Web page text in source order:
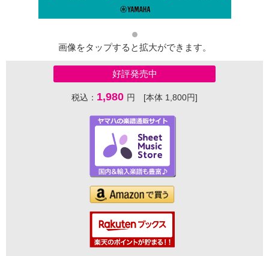
画像をタップすると拡大ができます。
好評発売中
税込： 1,980 円 [本体 1,800円]